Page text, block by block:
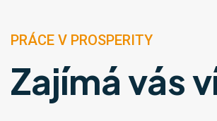
PRÁCE V PROSPERITY
Zajímá vás